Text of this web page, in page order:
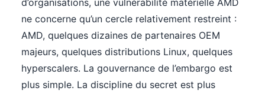
ne concerne qu’un cercle relativement restreint :
AMD, quelques dizaines de partenaires OEM
majeurs, quelques distributions Linux, quelques
hyperscalers. La gouvernance de l’embargo est
plus simple. La discipline du secret est plus